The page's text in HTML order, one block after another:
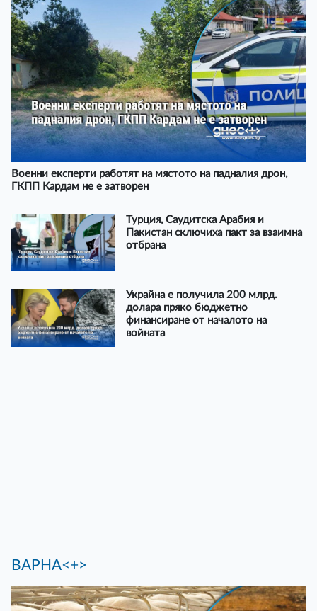
Военни експерти работят на мястото на падналия дрон,
ГКПП Кардам не е затворен
Турция, Саудитска Арабия и
Пакистан сключиха пакт за взаимна
отбрана
Украйна е получила 200 млрд.
долара пряко бюджетно
финансиране от началото на
войната
ВАРНА<+>